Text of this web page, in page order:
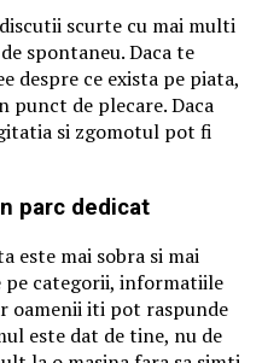
scurte cu mai multi
spontaneu. Daca te
despre ce exista pe piata,
de plecare. Daca
si zgomotul pot fi
parc dedicat
este mai sobra si mai
pe categorii, informatiile
oamenii iti pot raspunde
este dat de tine, nu de